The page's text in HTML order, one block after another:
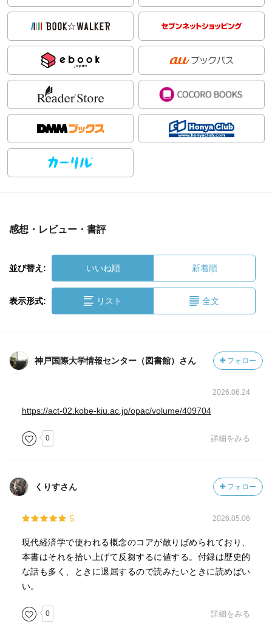
感想・レビュー・書評
並び替え: いいね順 新着順
表示形式: リスト 全文
神戸国際大学情報センター（図書館）さん フォロー
2026.06.24
https://act-02.kobe-kiu.ac.jp/opac/volume/409704
0 詳細をみる
くりすさん フォロー
5 2026.05.06
現代経済学で使われる概念のコアが散りばめられており、
本書はそれを拾い上げて反芻するに値する。付録は歴史的
な話も多く、ときに退屈するので読みたいときに読めばい
い。
0 詳細をみる